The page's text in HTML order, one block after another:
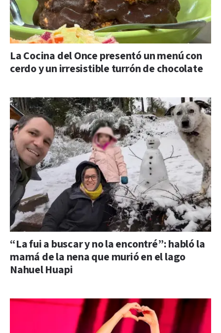
La Cocina del Once presentó un menú con
cerdo y un irresistible turrón de chocolate
“La fui a buscar y no la encontré”: habló la
mamá de la nena que murió en el lago
Nahuel Huapi